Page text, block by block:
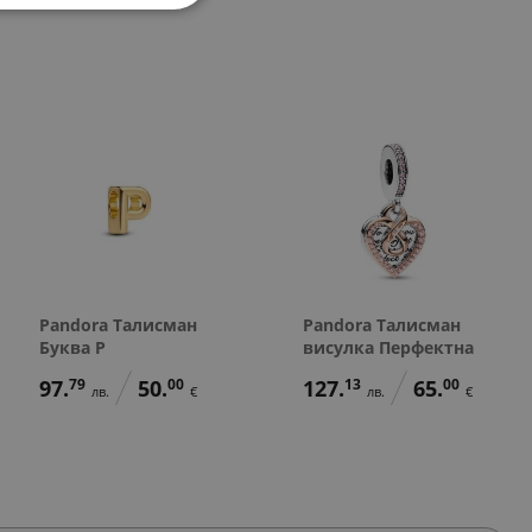
40.00 €
81.00 € 95.84 лв.
Pandora Талисман
Буква P
97.79 лв. 50.00 €
Pandora Талисман
висулка Перфектна
127.13 лв. 65.00 €